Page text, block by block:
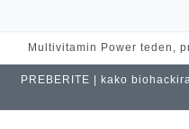
Multivitamin Power teden,
PREBERITE | kako